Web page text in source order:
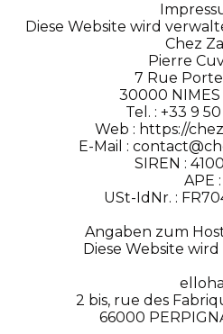
Diese Website wird
Chez
Pierre
7 Rue
30000 NIMES
Tel. : +33 9 50
Web : https://
E-Mail :
SIREN :
APE :
USt-IdNr. :
Angaben zum
Diese Website
elloha
2 bis, rue des
66000